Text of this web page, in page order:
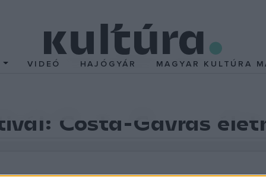
VIDEÓ HAJÓGYÁR MAGYAR KULTÚRA
Costa-Gavras